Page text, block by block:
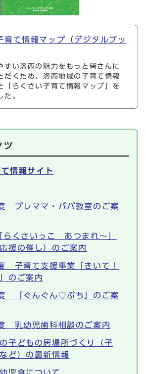
育て情報マップ（デジタルブッ
すい洛西の魅力をもっと皆さんに
だくため、洛西地域の子育て情報
「らくさい子育て情報マップ」を
た。
ツ
情報サイト
プレママ・パパ教室のご案
くさいっこ あつまれ～」
応援の催し）のご案内
子育て支援事業「きいて！
のご案内
「ぐんぐん♡ぷち」のご案
乳幼児歯科相談のご案内
子どもの居場所づくり（子
ど）の最新情報